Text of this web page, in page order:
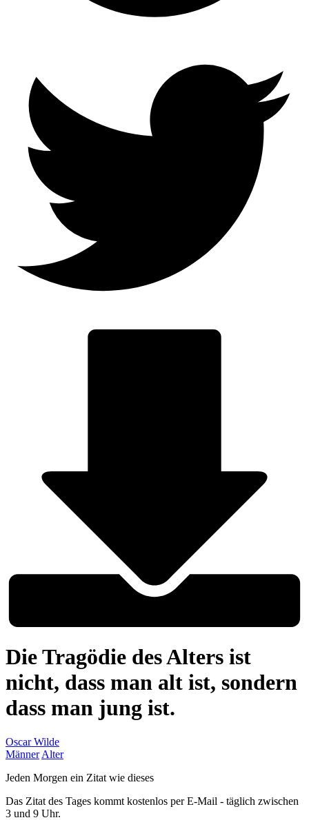
Die Tragödie des Alters ist
nicht, dass man alt ist, sondern
dass man jung ist.
Oscar Wilde
Männer Alter
Jeden Morgen ein Zitat wie dieses
Das Zitat des Tages kommt kostenlos per E-Mail - täglich zwischen
3 und 9 Uhr.